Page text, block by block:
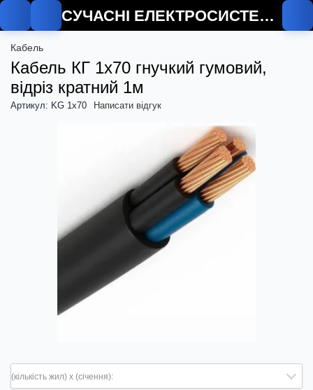
СУЧАСНІ ЕЛЕКТРОСИСТЕМИ
Кабель
Кабель КГ 1х70 гнучкий гумовий,
відріз кратний 1м
Артикул: KG 1x70 Написати відгук
(кількість жил) х (січення):